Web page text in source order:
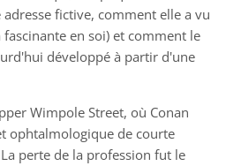
fictive, comment elle a vu
en soi) et comment le
développé à partir d'une
Wimpole Street, où Conan
ophtalmologique de courte
perte de la profession fut le